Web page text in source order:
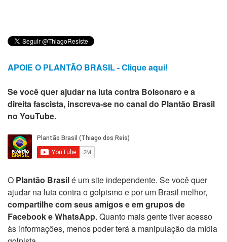
APOIE O PLANTÃO BRASIL - Clique aqui!
Se você quer ajudar na luta contra Bolsonaro e a
direita fascista, inscreva-se no canal do Plantão Brasil
no YouTube.
O Plantão Brasilé um site independente. Se você quer
ajudar na luta contra o golpismo e por um Brasil melhor,
compartilhe com seus amigos e em grupos de
Facebook e WhatsApp. Quanto mais gente tiver acesso
às informações, menos poder terá a manipulação da mídia